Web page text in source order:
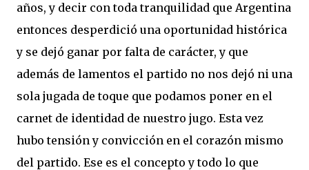
años, y decir con toda tranquilidad que Argentina
entonces desperdició una oportunidad histórica
y se dejó ganar por falta de carácter, y que
además de lamentos el partido no nos dejó ni una
sola jugada de toque que podamos poner en el
carnet de identidad de nuestro jugo. Esta vez
hubo tensión y convicción en el corazón mismo
del partido. Ese es el concepto y todo lo que